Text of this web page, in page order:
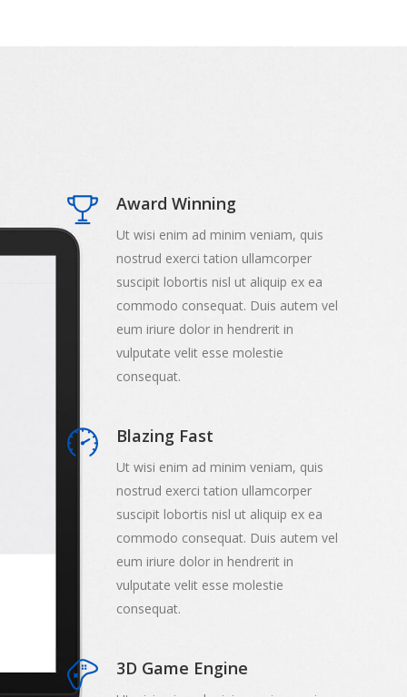
Award Winning
Ut wisi enim ad minim veniam, quis
nostrud exerci tation ullamcorper
suscipit lobortis nisl ut aliquip ex ea
commodo consequat. Duis autem vel
eum iriure dolor in hendrerit in
vulputate velit esse molestie
consequat.
Blazing Fast
Ut wisi enim ad minim veniam, quis
nostrud exerci tation ullamcorper
suscipit lobortis nisl ut aliquip ex ea
commodo consequat. Duis autem vel
eum iriure dolor in hendrerit in
vulputate velit esse molestie
consequat.
3D Game Engine